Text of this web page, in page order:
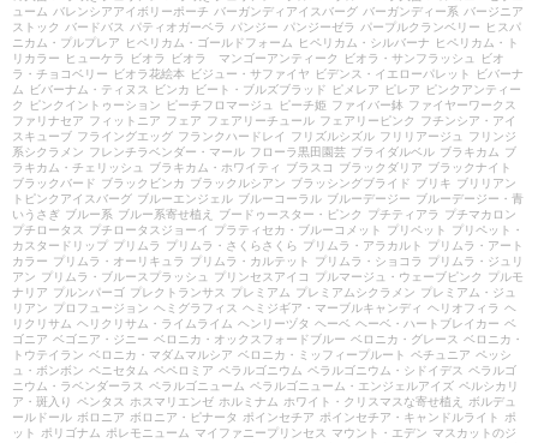
ューム バレンシアアイボリーポーチ バーガンディアイスバーグ バーガンディー系 バージニア
ストック
バードバス パティオガーベラ パンジー パンジーゼラ パープルクランベリー
ヒスパ
ニカム・プルプレア
ヒペリカム・ゴールドフォーム ヒペリカム・シルバーナ
ヒペリカム・ト
リカラー
ヒューケラ ビオラ ビオラ マンゴーアンティーク ビオラ・サンフラッシュ
ビオ
ラ・チョコベリー
ビオラ花絵本 ビジュー・サファイヤ ビデンス・イエローパレット
ビバーナ
ム
ビバーナム・ティヌス ビンカ ビート・ブルズブラッド ピメレア ピレア
ピンクアンティー
ク
ピンクイントゥーション ピーチフロマージュ ピーチ姫 ファイバー鉢 ファイヤーワークス
ファリナセア フィットニア フェア フェアリーチュール フェアリーピンク
フチンシア・アイ
スキューブ フライングエッグ フランクハードレイ フリズルシズル フリリアージュ
フリンジ
系シクラメン フレンチラベンダー・マール フローラ黒田園芸 ブライダルベル ブラキカム ブ
ラキカム・チェリッシュ
ブラキカム・ホワイティ ブラスコ ブラックダリア ブラックナイト
ブラックバード ブラックビンカ ブラックルシアン ブラッシングブライド ブリキ ブリリアン
トピンクアイスバーグ ブルーエンジェル ブルーコーラル ブルーデージー ブルーデージー・青
いうさぎ ブルー系 ブルー系寄せ植え ブードゥースター・ピンク プチティアラ
プチマカロン
プチロータス
プチロータスジョーイ プラティセカ・ブルーコメット プリペット
プリペット・
カスタードリップ プリムラ プリムラ・さくらさくら プリムラ・アラカルト
プリムラ・アート
カラー プリムラ・オーリキュラ プリムラ・カルテット プリムラ・ショコラ
プリムラ・ジュリ
アン プリムラ・ブルースプラッシュ プリンセスアイコ プルマージュ・ウェーブピンク
プルモ
ナリア プルンパーゴ プレクトランサス プレミアム プレミアムシクラメン プレミアム・ジュ
リアン プロフュージョン ヘミグラフィス ヘミジギア・マーブルキャンディ ヘリオフィラ ヘ
リクリサム ヘリクリサム・ライムライム ヘンリーヅタ ヘーベ ヘーベ・ハートブレイカー ベ
ゴニア ベゴニア・ジニー ベロニカ・オックスフォードブルー ベロニカ・グレース ベロニカ・
トウテイラン ベロニカ・マダムマルシア ベロニカ・ミッフィープルート ペチュニア ペッシ
ュ・ボンボン ペニセタム ペペロミア ペラルゴニウム ペラルゴニウム・シドイデス ペラルゴ
ニウム・ラベンダーラス ペラルゴニューム ペラルゴニューム・エンジェルアイズ ペルシカリ
ア・斑入り ペンタス ホスマリエンゼ ホルミナム ホワイト・クリスマスな寄せ植え
ボルデュ
ールドール ボロニア ボロニア・ピナータ ポインセチア ポインセチア・キャンドルライト
ポ
ット
ポリゴナム ポレモニューム マイファニープリンセス マウント・エデン マスカットのジ